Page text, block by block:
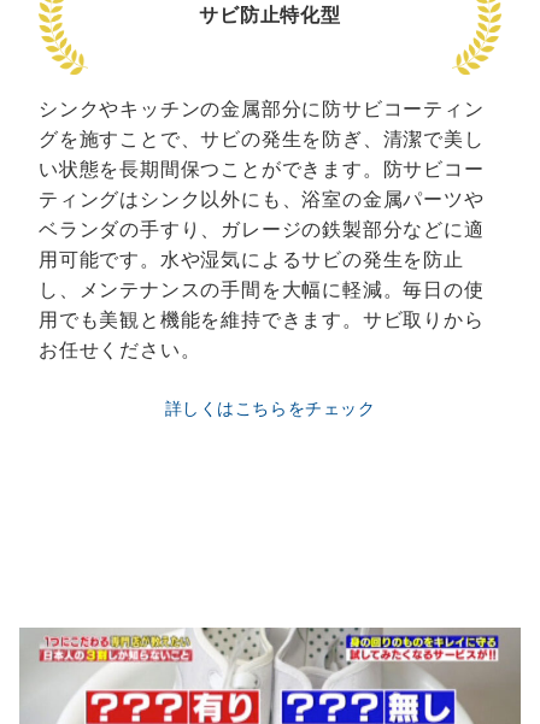
サビ防止特化型
シンクやキッチンの金属部分に防サビコーティン
グを施すことで、サビの発生を防ぎ、清潔で美し
い状態を長期間保つことができます。防サビコー
ティングはシンク以外にも、浴室の金属パーツや
ベランダの手すり、ガレージの鉄製部分などに適
用可能です。水や湿気によるサビの発生を防止
し、メンテナンスの手間を大幅に軽減。毎日の使
用でも美観と機能を維持できます。サビ取りから
お任せください。
詳しくはこちらをチェック